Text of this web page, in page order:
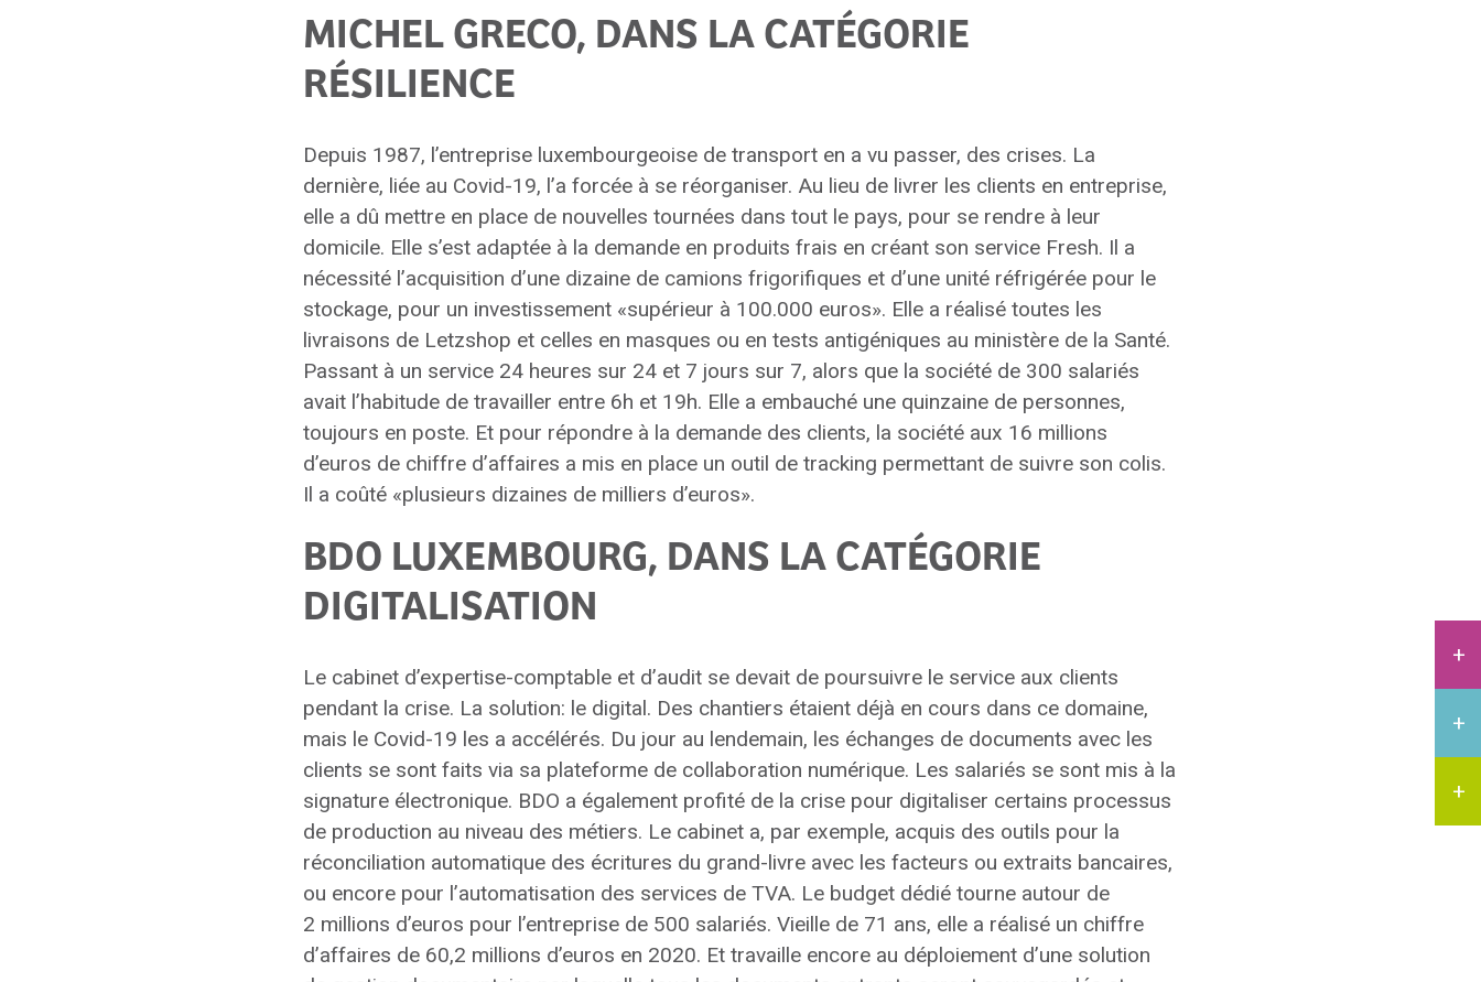
MICHEL GRECO, DANS LA CATÉGORIE
RÉSILIENCE
Depuis 1987, l’entreprise luxembourgeoise de transport en a vu passer, des crises. La
dernière, liée au Covid-19, l’a forcée à se réorganiser. Au lieu de livrer les clients en entreprise,
elle a dû mettre en place de nouvelles tournées dans tout le pays, pour se rendre à leur
domicile. Elle s’est adaptée à la demande en produits frais en créant son service Fresh. Il a
nécessité l’acquisition d’une dizaine de camions frigorifiques et d’une unité réfrigérée pour le
stockage, pour un investissement «supérieur à 100.000 euros». Elle a réalisé toutes les
livraisons de Letzshop et celles en masques ou en tests antigéniques au ministère de la Santé.
Passant à un service 24 heures sur 24 et 7 jours sur 7, alors que la société de 300 salariés
avait l’habitude de travailler entre 6h et 19h. Elle a embauché une quinzaine de personnes,
toujours en poste. Et pour répondre à la demande des clients, la société aux 16 millions
d’euros de chiffre d’affaires a mis en place un outil de tracking permettant de suivre son colis.
Il a coûté «plusieurs dizaines de milliers d’euros».
BDO LUXEMBOURG, DANS LA CATÉGORIE
DIGITALISATION
Le cabinet d’expertise-comptable et d’audit se devait de poursuivre le service aux clients
pendant la crise. La solution: le digital. Des chantiers étaient déjà en cours dans ce domaine,
mais le Covid-19 les a accélérés. Du jour au lendemain, les échanges de documents avec les
clients se sont faits via sa plateforme de collaboration numérique. Les salariés se sont mis à la
signature électronique. BDO a également profité de la crise pour digitaliser certains processus
de production au niveau des métiers. Le cabinet a, par exemple, acquis des outils pour la
réconciliation automatique des écritures du grand-livre avec les facteurs ou extraits bancaires,
ou encore pour l’automatisation des services de TVA. Le budget dédié tourne autour de
2 millions d’euros pour l’entreprise de 500 salariés. Vieille de 71 ans, elle a réalisé un chiffre
d’affaires de 60,2 millions d’euros en 2020. Et travaille encore au déploiement d’une solution